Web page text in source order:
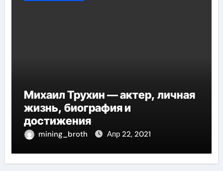
Михаил Трухин — актер, личная
жизнь, биография и
достижения
mining_broth Апр 22, 2021